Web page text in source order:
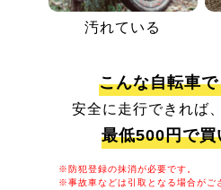
汚れている
こんな自転車
安全に走行できれば
最低500円で買
※防犯登録の抹消が必要です。
※事故車などは引取となる場合がご